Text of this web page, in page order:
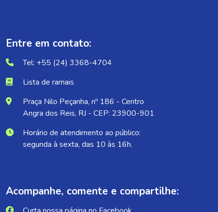
Entre em contato:
Tel: +55 (24) 3368-4704
Lista de ramais
Praça Nilo Peçanha, nº 186 - Centro
Angra dos Reis, RJ - CEP: 23900-901
Horário de atendimento ao público:
segunda à sexta, das 10 às 16h.
Acompanhe, comente e compartilhe: